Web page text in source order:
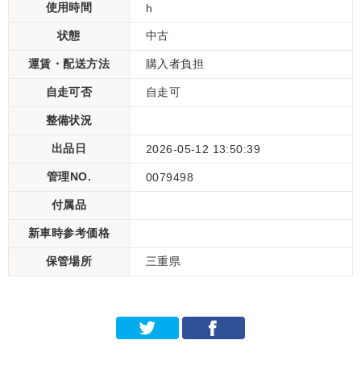
使用時間 h
状態 中古
運賃・配送方法 購入者負担
自走可否 自走可
整備状況
出品日 2026-05-12 13:50:39
管理NO. 0079498
付属品
新車時参考価格
保管場所 三重県